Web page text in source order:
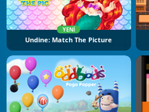
YENI
Undine: Match The Picture